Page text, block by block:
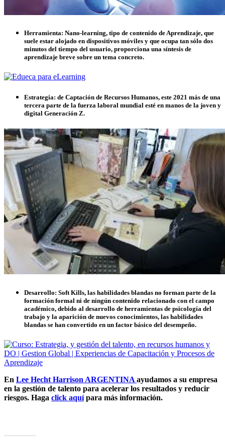
Herramienta: Nano-learning, tipo de contenido de Aprendizaje, que
suele estar alojado en dispositivos móviles y que ocupa tan sólo dos
minutos del tiempo del usuario, proporciona una síntesis de
aprendizaje breve sobre un tema concreto.
Estrategia: de Captación de Recursos Humanos, este 2021 más de una
tercera parte de la fuerza laboral mundial esté en manos de la joven y
digital Generación Z.
Desarrollo: Soft Kills, las habilidades blandas no forman parte de la
formación formal ni de ningún contenido relacionado con el campo
académico, debido al desarrollo de herramientas de psicología del
trabajo y la aparición de nuevos conocimientos, las habilidades
blandas se han convertido en un factor básico del desempeño.
En Lee Hecht Harrison ARGENTINA ayudamos a su empresa
en la gestión de talento para acelerar los resultados y reducir
riesgos. Haga click aquípara más información.